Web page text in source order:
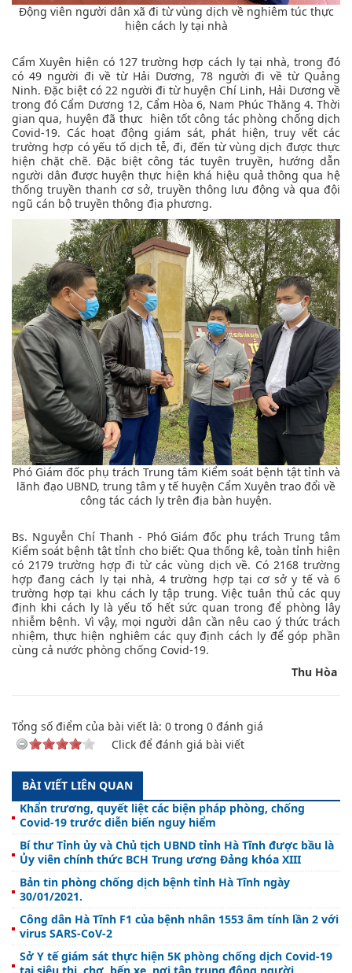
Động viên người dân xã đi từ vùng dịch về nghiêm túc thực
hiện cách ly tại nhà
Cẩm Xuyên hiện có 127 trường hợp cách ly tại nhà, trong đó
có 49 người đi về từ Hải Dương, 78 người đi về từ Quảng
Ninh. Đặc biệt có 22 người đi từ huyện Chí Linh, Hải Dương về
trong đó Cẩm Dương 12, Cẩm Hòa 6, Nam Phúc Thăng 4. Thời
gian qua, huyện đã thực hiện tốt công tác phòng chống dịch
Covid-19. Các hoạt động giám sát, phát hiện, truy vết các
trường hợp có yếu tố dịch tễ, đi, đến từ vùng dịch được thực
hiện chặt chẽ. Đặc biệt công tác tuyên truyền, hướng dẫn
người dân được huyện thực hiện khá hiệu quả thông qua hệ
thống truyền thanh cơ sở, truyền thông lưu động và qua đội
ngũ cán bộ truyền thông địa phương.
Phó Giám đốc phụ trách Trung tâm Kiểm soát bệnh tật tỉnh và
lãnh đạo UBND, trung tâm y tế huyện Cẩm Xuyên trao đổi về
công tác cách ly trên địa bàn huyện.
Bs. Nguyễn Chí Thanh - Phó Giám đốc phụ trách Trung tâm
Kiểm soát bệnh tật tỉnh cho biết: Qua thống kê, toàn tỉnh hiện
có 2179 trường hợp đi từ các vùng dịch về. Có 2168 trường
hợp đang cách ly tại nhà, 4 trường hợp tại cơ sở y tế và 6
trường hợp tại khu cách ly tập trung. Việc tuân thủ các quy
định khi cách ly là yếu tố hết sức quan trong để phòng lây
nhiễm bệnh. Vì vậy, mọi người dân cần nêu cao ý thức trách
nhiệm, thực hiện nghiêm các quy định cách ly để góp phần
cùng cả nước phòng chống Covid-19.
Thu Hòa
Tổng số điểm của bài viết là: 0 trong 0 đánh giá
Click để đánh giá bài viết
BÀI VIẾT LIÊN QUAN
Khẩn trương, quyết liệt các biện pháp phòng, chống
Covid-19 trước diễn biến nguy hiểm
Bí thư Tỉnh ủy và Chủ tịch UBND tỉnh Hà Tĩnh được bầu là
Ủy viên chính thức BCH Trung ương Đảng khóa XIII
Bản tin phòng chống dịch bệnh tỉnh Hà Tĩnh ngày
30/01/2021.
Công dân Hà Tĩnh F1 của bệnh nhân 1553 âm tính lần 2 với
virus SARS-CoV-2
Sở Y tế giám sát thực hiện 5K phòng chống dịch Covid-19